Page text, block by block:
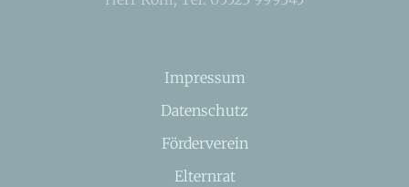
Impressum
Datenschutz
Förderverein
Elternrat